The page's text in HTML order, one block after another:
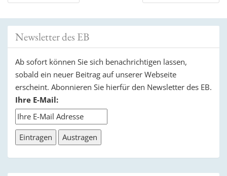
Navigation
Newsletter des EB
Ab sofort können Sie sich benachrichtigen lassen,
sobald ein neuer Beitrag auf unserer Webseite
erscheint. Abonnieren Sie hierfür den Newsletter des EB.
Ihre E-Mail: